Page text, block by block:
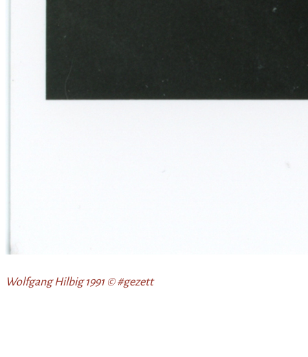
Wolfgang Hilbig 1991 © #gezett